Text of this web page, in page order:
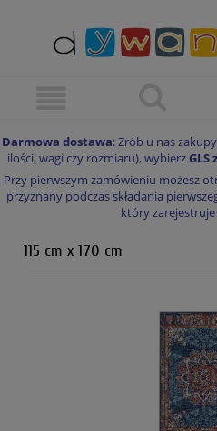
Darmowa dostawa: Zrób u nas
ilości, wagi czy rozmiaru), wybierzGLS
Przy pierwszym zamówieniu możesz
przyznany podczas składania
który zarejestruje
115 cm x 170 cm